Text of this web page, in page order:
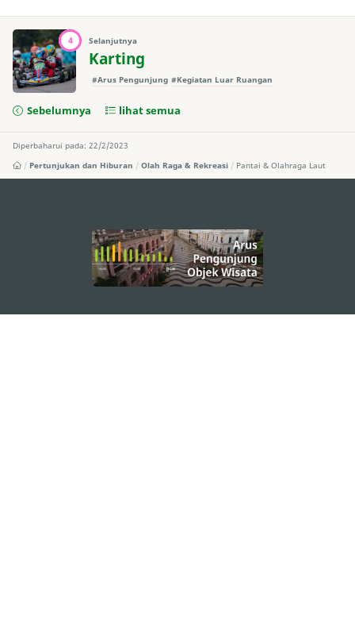
4 Selanjutnya
Karting
#Arus Pengunjung #Kegiatan Luar Ruangan
Sebelumnya lihat semua
Diperbaharui pada: 22/2/2023
Pertunjukan dan Hiburan
Olah Raga & Rekreasi Pantai & Olahraga Laut
external links